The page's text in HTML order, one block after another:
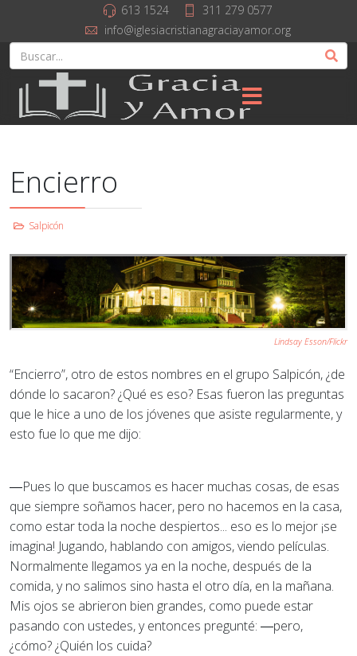
613 1524
311 279 0577
info@iglesiacristianagraciayamor.org
Encierro
Salpicón
Lindsay Esson/Flickr
“Encierro”, otro de estos nombres en el grupo Salpicón, ¿de
dónde lo sacaron? ¿Qué es eso? Esas fueron las preguntas
que le hice a uno de los jóvenes que asiste regularmente, y
esto fue lo que me dijo:
―Pues lo que buscamos es hacer muchas cosas, de esas
que siempre soñamos hacer, pero no hacemos en la casa,
como estar toda la noche despiertos... eso es lo mejor ¡se
imagina! Jugando, hablando con amigos, viendo películas.
Normalmente llegamos ya en la noche, después de la
comida, y no salimos sino hasta el otro día, en la mañana.
Mis ojos se abrieron bien grandes, como puede estar
pasando con ustedes, y entonces pregunté: ―pero,
¿cómo? ¿Quién los cuida?